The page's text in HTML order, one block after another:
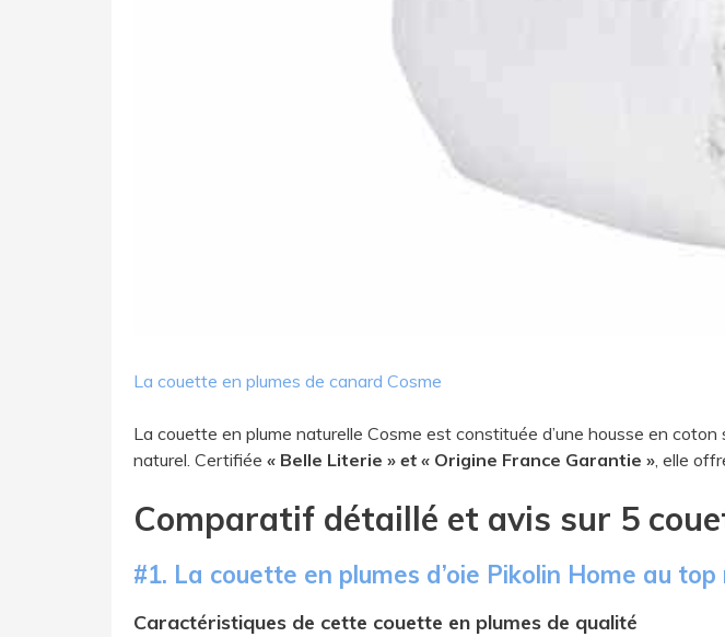
L​a couette en plumes de canard Cosme
La couette en plume naturelle Cosme est constituée d’une housse en
naturel. Certifiée « Belle Literie » et « Origine France Garantie » , elle
​Comparatif détaillé et avis sur 5
​#1. L​a couette en plumes d’oie Pikolin Home au
Caractéristiques de cette couette en plumes de qualité